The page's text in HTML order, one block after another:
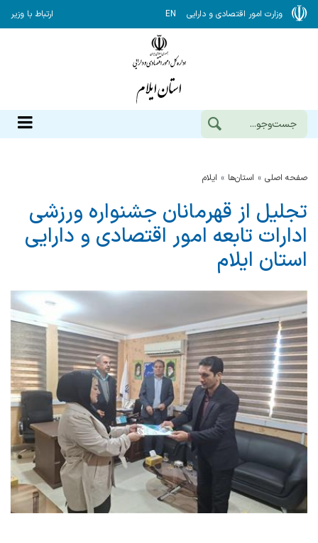
وزارت امور اقتصادی و دارایی EN ارتباط با وزیر
صفحه اصلی استان‌ها ایلام
تجلیل از قهرمانان جشنواره ورزشی
ادارات تابعه امور اقتصادی و دارایی
استان ایلام